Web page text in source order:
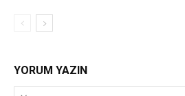
YORUM YAZIN